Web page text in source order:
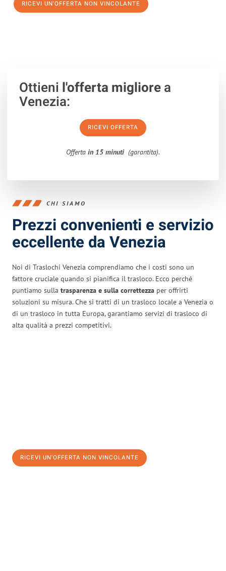
RICEVI UN'OFFERTA NON VINCOLANTE
Ottieni l'offerta migliorea
Venezia:
RICEVI OFFERTA
Offerta in 15 minuti (garantita).
CHI SIAMO
Prezzi convenienti e servizio
eccellente da Venezia
Noi di Traslochi Venezia comprendiamo che i costi sono un
fattore cruciale quando si pianifica il trasloco. Ecco perché
puntiamo sulla trasparenza e sulla correttezza per offrirti
soluzioni su misura. Che si tratti di un trasloco locale a Venezia o
di un trasloco in tutta Europa, garantiamo servizi di trasloco di
alta qualità a prezzi competitivi.
RICEVI UN'OFFERTA NON VINCOLANTE